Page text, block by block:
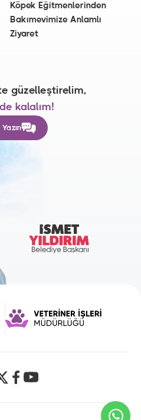
Köpek Eğitmenlerinden
Bakımevimize Anlamlı
Ziyaret
güzelleştirelim,
kalalım!
Yazın